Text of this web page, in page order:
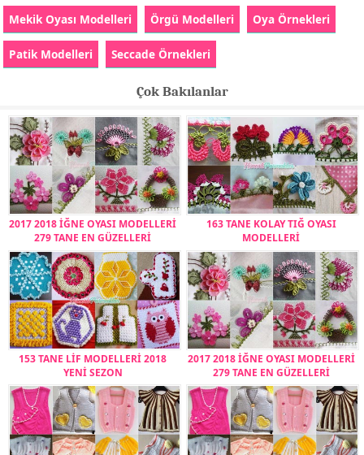
Mekik Oyası Modelleri Örgü Modelleri Oya Örnekleri
Patik Modelleri Seccade Örnekleri
Çok Bakılanlar
2017 2018 İĞNE OYASI MODELLERİ
279 TANE EN GÜZELLERİ
163 TANE KOLAY TIĞ OYASI
MODELLERİ
153 TANE LİF MODELLERİ 2018
YENİ SEZON
2017 2018 İĞNE OYASI MODELLERİ
279 TANE EN GÜZELLERİ